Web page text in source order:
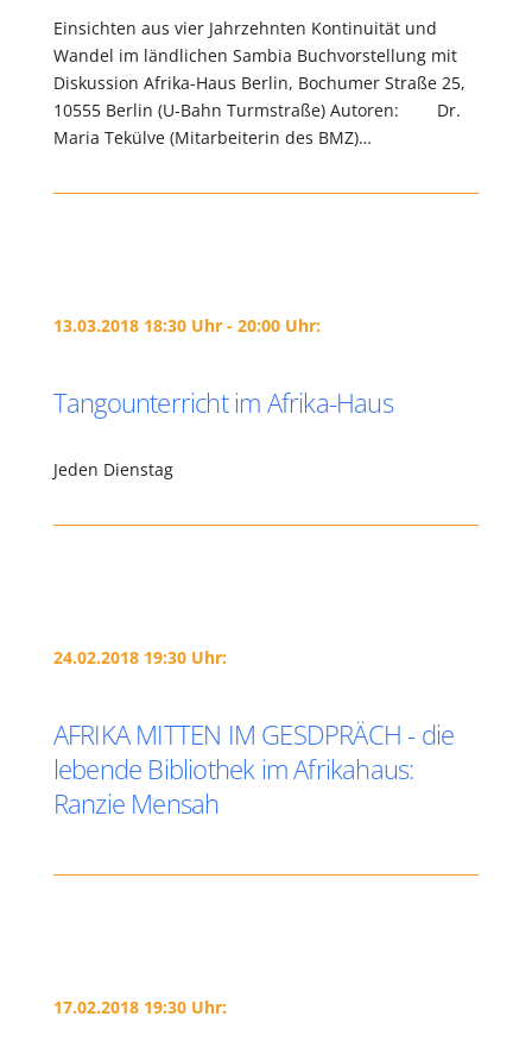
Einsichten aus vier Jahrzehnten Kontinuität und
Wandel im ländlichen Sambia Buchvorstellung mit
Diskussion Afrika-Haus Berlin, Bochumer Straße 25,
10555 Berlin (U-Bahn Turmstraße) Autoren: Dr.
Maria Tekülve (Mitarbeiterin des BMZ)…
13.03.2018 18:30 Uhr - 20:00 Uhr:
Tangounterricht im Afrika-Haus
Jeden Dienstag
24.02.2018 19:30 Uhr:
AFRIKA MITTEN IM GESDPRÄCH - die
lebende Bibliothek im Afrikahaus:
Ranzie Mensah
17.02.2018 19:30 Uhr: